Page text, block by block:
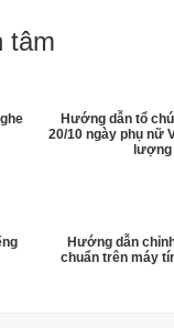
tâm
Hướng dẫn tổ
20/10 ngày phụ nữ
lượng
Hướng dẫn
chuẩn trên máy